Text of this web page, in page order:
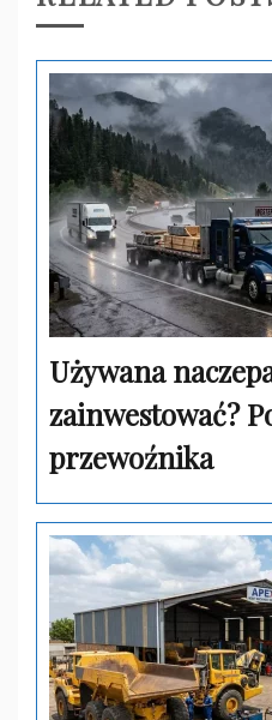
Używana
zainwestować?
przewoźnika